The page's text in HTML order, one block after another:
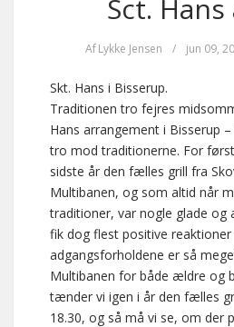
Sct.
Af Lykke Jensen / jun 09,
Skt. Hans i Bisserup.
Traditionen tro fejres
Hans arrangement i Bisserup
tro mod traditionerne. For
sidste år den fælles grill fra
Multibanen, og som altid når
traditioner, var nogle glade og
fik dog flest positive
adgangsforholdene er så
Multibanen for både ældre og
tænder vi igen i år den fælles
18.30, og så må vi se, om der